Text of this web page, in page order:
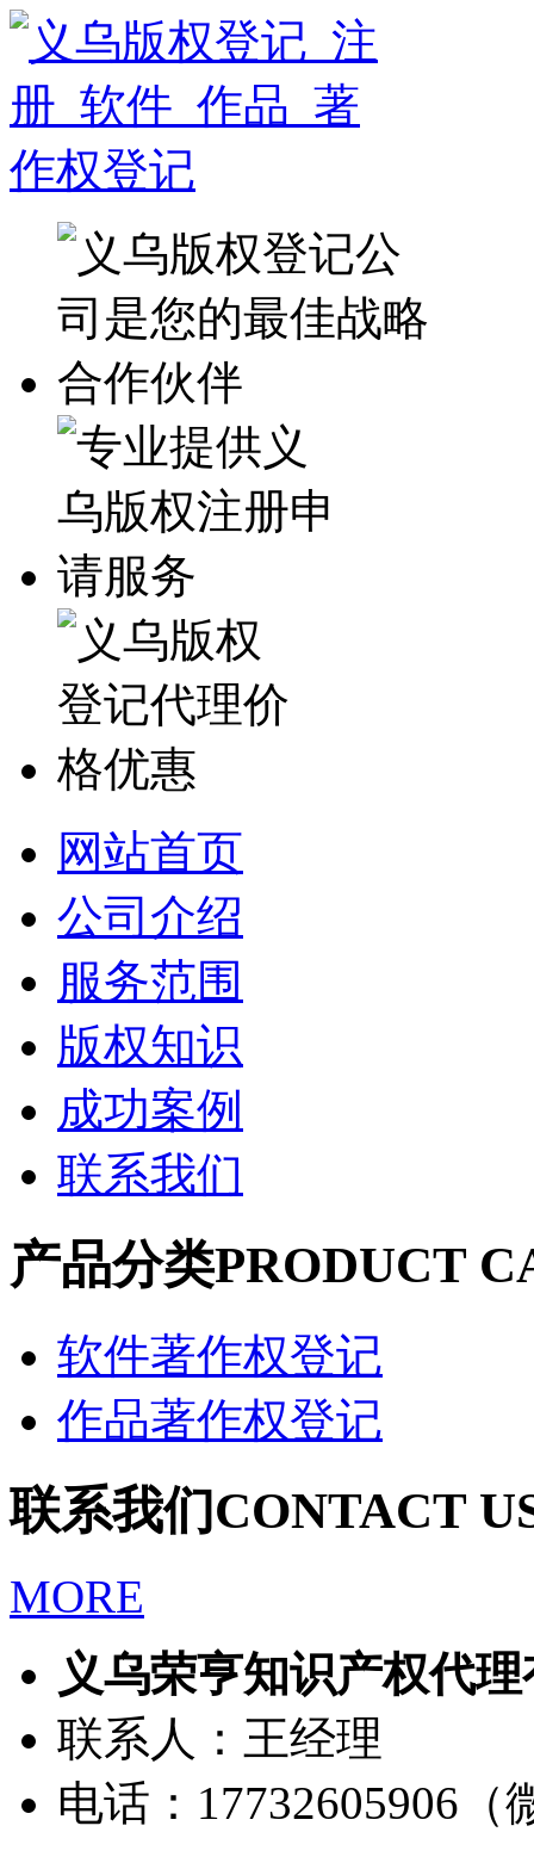
网站首页
公司介绍
服务范围
版权知识
成功案例
联系我们
产品分类PRODUCT
软件著作权登记
作品著作权登记
联系我们CONTACT
MORE
义乌荣亨知识产权代
联系人：王经理
电话：17732605906（